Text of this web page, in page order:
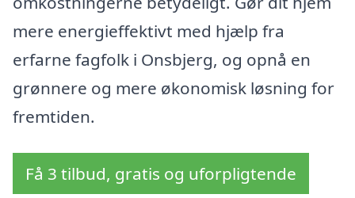
mere energieffektivt med hjælp fra
erfarne fagfolk i Onsbjerg, og opnå en
grønnere og mere økonomisk løsning for
fremtiden.
Få 3 tilbud, gratis og uforpligtende